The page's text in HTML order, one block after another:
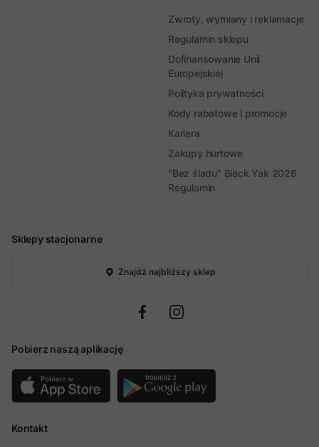
Sklepy stacjonarne
Znajdź najbliższy sklep
Pobierz naszą aplikację
Zwroty, wymiany i reklamacje
Regulamin sklepu
Dofinansowanie Unii
Europejskiej
Polityka prywatności
Kody rabatowe i promocje
Kariera
Zakupy hurtowe
"Bez śladu" Black Yak 2026
Regulamin
Kontakt